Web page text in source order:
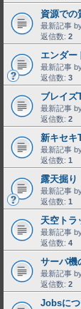
資源での
最新記事
返信数: 2
エンダー
最新記事
返信数: 3
ブレイズ
最新記事
返信数: 2
新キセキ
最新記事
返信数: 1
露天掘り
最新記事
返信数: 1
天空トラ
最新記事
返信数: 4
サーバ機
最新記事
返信数: 2
Jobsに